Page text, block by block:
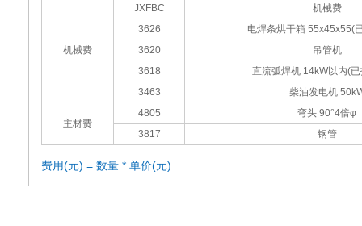
机械费
JXFBC
机械费
3626
电焊条烘干箱 55x45x55(
3620
吊管机
3618
直流弧焊机 14kW以内(
3463
柴油发电机
主材费
4805
弯头 90°4倍φ
3817
钢管
费用(元) = 数量 * 单价(元)